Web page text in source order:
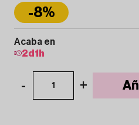
-8%
Acaba en
2d 1 h
- 1 +